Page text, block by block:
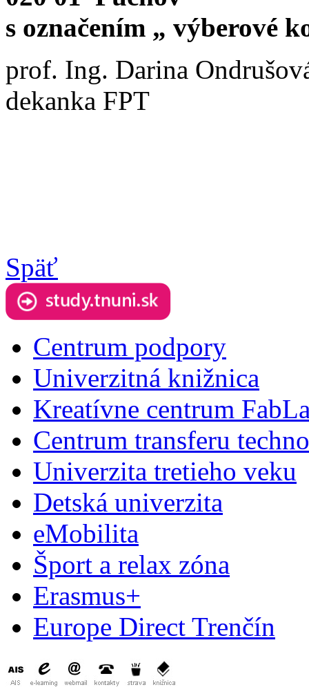
s označením „ výberové
prof. Ing. Darina
dekanka FPT
Späť
Centrum podpory
Univerzitná knižnica
Kreatívne centrum
Centrum transferu
Univerzita tretieho veku
Detská univerzita
eMobilita
Šport a relax zóna
Erasmus+
Europe Direct Trenčín